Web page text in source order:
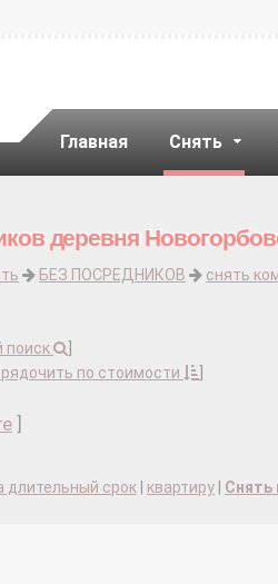
Главная Снять
деревня
БЕЗ ПОСРЕДНИКОВ снять
поиск
по стоимости
длительный срок квартиру Снять